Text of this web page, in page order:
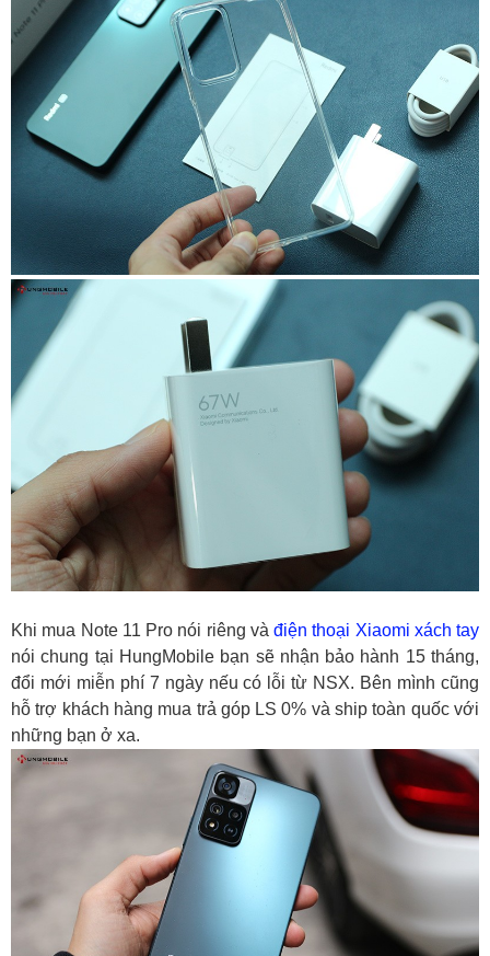
Khi mua Note 11 Pro nói riêng và điện thoại Xiaomi xách tay
nói chung tại HungMobile bạn sẽ nhận bảo hành 15 tháng,
đổi mới miễn phí 7 ngày nếu có lỗi từ NSX. Bên mình cũng
hỗ trợ khách hàng mua trả góp LS 0% và ship toàn quốc với
những bạn ở xa.